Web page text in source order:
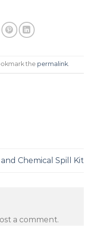
the permalink.
Chemical Spill Kit
a comment.